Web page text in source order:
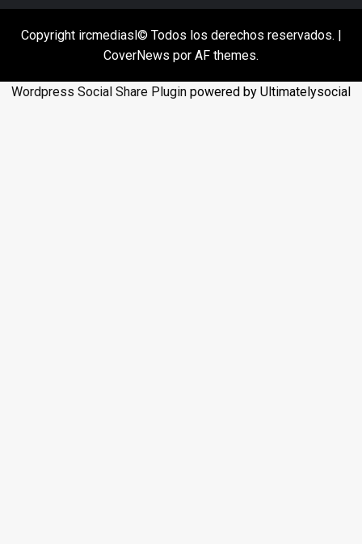
Copyright ircmediasl© Todos los derechos reservados. |
CoverNews por AF themes.
Wordpress Social Share Plugin powered by Ultimatelysocial